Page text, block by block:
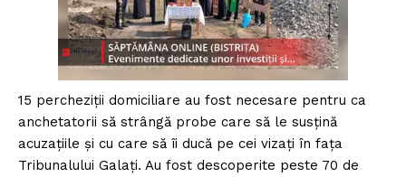
15 percheziții domiciliare au fost necesare pentru ca
anchetatorii să strângă probe care să le susțină
acuzațiile și cu care să îi ducă pe cei vizați în fața
Tribunalului Galați. Au fost descoperite peste 70 de